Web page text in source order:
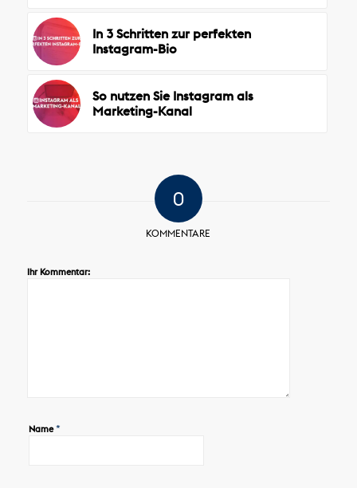
In 3 Schritten zur perfekten
Instagram-Bio
So nutzen Sie Instagram als
Marketing-Kanal
0
KOMMENTARE
Ihr Kommentar:
Name*